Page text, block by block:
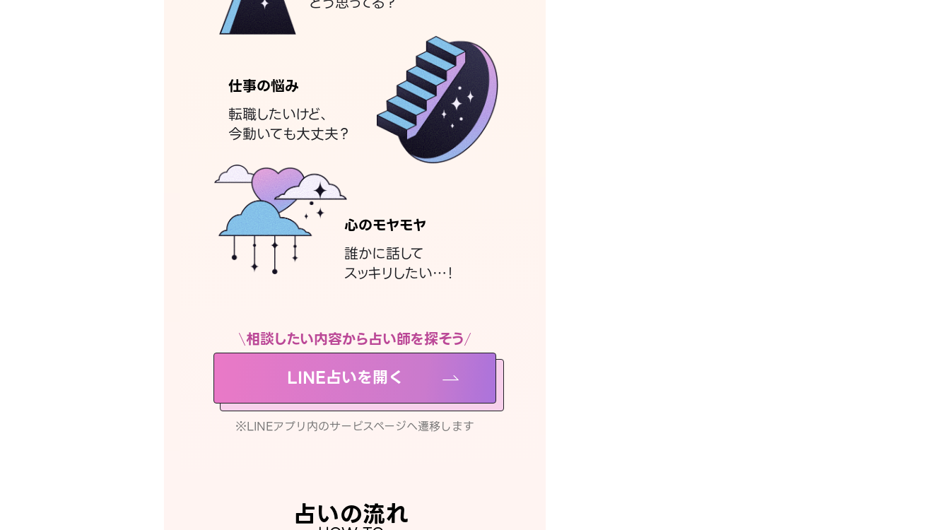
仕事の悩み
転職したいけど、
今動いても大丈夫？
心のモヤモヤ
誰かに話して
スッキリしたい…！
相談したい内容から占い師を探そう
LINE占いを開く
※LINEアプリ内のサービスページへ遷移します
占いの流れ